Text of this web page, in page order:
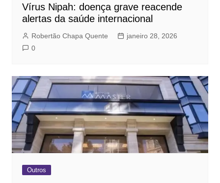
Vírus Nipah: doença grave reacende
alertas da saúde internacional
Robertão Chapa Quente
janeiro 28, 2026
0
Outros